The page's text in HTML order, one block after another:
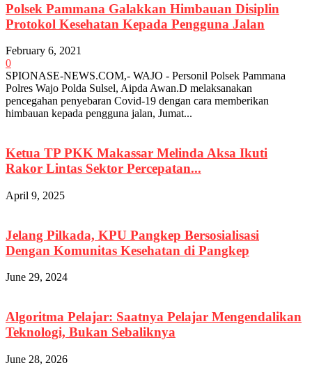
Polsek Pammana Galakkan Himbauan Disiplin
Protokol Kesehatan Kepada Pengguna Jalan
February 6, 2021
0
SPIONASE-NEWS.COM,- WAJO - Personil Polsek Pammana
Polres Wajo Polda Sulsel, Aipda Awan.D melaksanakan
pencegahan penyebaran Covid-19 dengan cara memberikan
himbauan kepada pengguna jalan, Jumat...
Ketua TP PKK Makassar Melinda Aksa Ikuti
Rakor Lintas Sektor Percepatan...
April 9, 2025
Jelang Pilkada, KPU Pangkep Bersosialisasi
Dengan Komunitas Kesehatan di Pangkep
June 29, 2024
Algoritma Pelajar: Saatnya Pelajar Mengendalikan
Teknologi, Bukan Sebaliknya
June 28, 2026